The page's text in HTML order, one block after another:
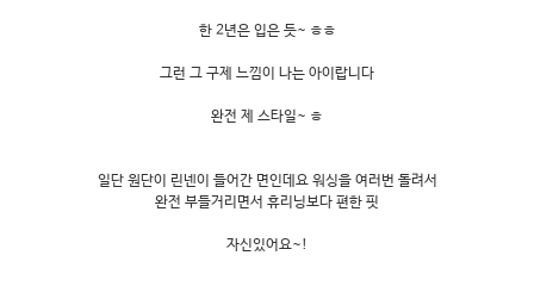
한 2년은 입은 듯~ ㅎㅎ
그런 그 구제 느낌이 나는 아이랍니다
완전 제 스타일~ ㅎ
일단 원단이 린넨이 들어간 면인데요 워싱을 여러번 돌려서
완전 부들거리면서 휴리닝보다 편한 핏
자신있어요~!